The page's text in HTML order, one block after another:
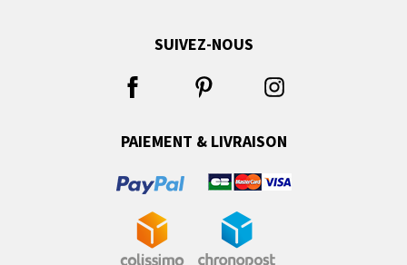
SUIVEZ-NOUS
PAIEMENT & LIVRAISON